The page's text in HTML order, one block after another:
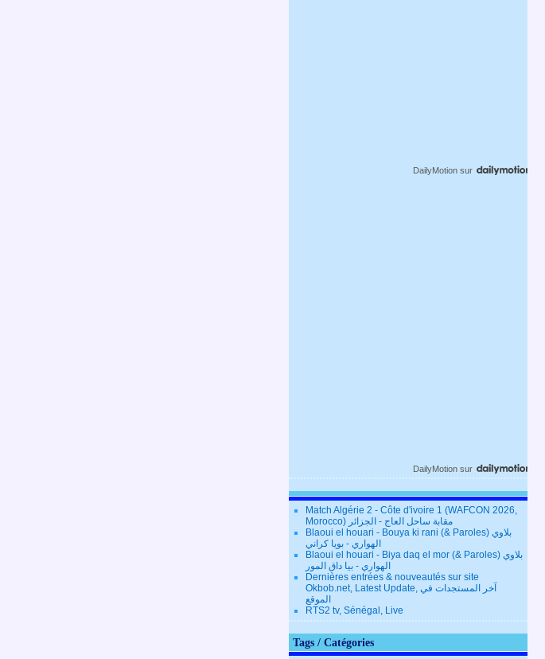
DailyMotion sur
DailyMotion sur
Match Algérie 2 - Côte d'ivoire 1 (WAFCON 2026,
Morocco) مقابة ساحل العاج - الجزائر
Blaoui el houari - Bouya ki rani (& Paroles) بلاوي
الهواري - بويا كراني
Blaoui el houari - Biya daq el mor (& Paroles) بلاوي
الهواري - بيا داق المور
Dernières entrées & nouveautés sur site
Okbob.net, Latest Update, آخر المستجدات في
الموقع
RTS2 tv, Sénégal, Live
Tags / Catégories